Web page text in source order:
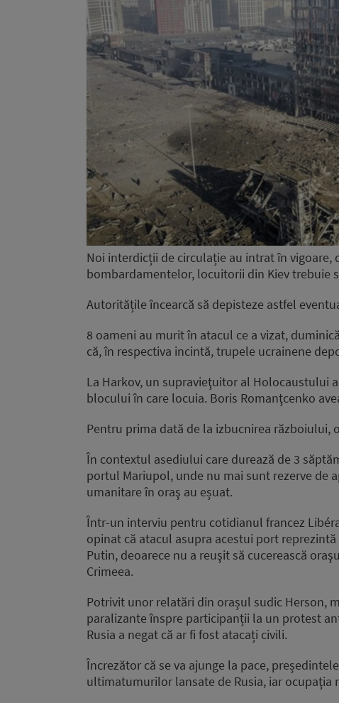
Noi interdicții de circulație au intrat în vigoare,
bombardamentelor, locuitorii din Kiev trebuie
Autoritățile încearcă să depisteze astfel
8 oameni au murit în atacul ce a vizat,
că, în respectiva incintă, trupele ucrainene
La Harkov, un supravieţuitor al Holocaustului
blocului în care locuia. Boris Romanţcenko
Pentru prima dată de la izbucnirea războiului,
În contextul asediului care durează de 3
portul Mariupol, unde nu mai sunt rezerve de
umanitare în oraş au eșuat.
Într-un interviu pentru cotidianul francez
opinat că atacul asupra acestui port
Putin, deoarece nu a reuşit să cucerească
Crimeea.
Potrivit unor relatări din orașul sudic Herson,
paralizante înspre participanții la un protest
Rusia a negat că ar fi fost atacați civili.
Încrezător că se va ajunge la pace,
ultimatumurilor lansate de Rusia, iar ocupaţia